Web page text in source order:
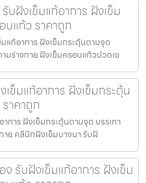
บฝังเข็มแก้อาการ ฝังเข็ม
บแก้ว ราคาถูก
แก้อาการ ฝังเข็มกระตุ้นตามจุด
มร่างกาย ฝังเข็มครอบแก้วปวดเข
ข็มแก้อาการ ฝังเข็มกระตุ้น
าคาถูก
การ ฝังเข็มกระตุ้นตามจุด บรรเทา
าย คลีนิกฝังเข็มบางนา รับฝั
รับฝังเข็มแก้อาการ ฝังเข็ม